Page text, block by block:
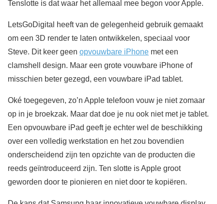
Tenslotte is dat waar het allemaal mee begon voor Apple.
LetsGoDigital heeft van de gelegenheid gebruik gemaakt
om een 3D render te laten ontwikkelen, speciaal voor
Steve. Dit keer geen opvouwbare iPhone met een
clamshell design. Maar een grote vouwbare iPhone of
misschien beter gezegd, een vouwbare iPad tablet.
Oké toegegeven, zo’n Apple telefoon vouw je niet zomaar
op in je broekzak. Maar dat doe je nu ook niet met je tablet.
Een opvouwbare iPad geeft je echter wel de beschikking
over een volledig werkstation en het zou bovendien
onderscheidend zijn ten opzichte van de producten die
reeds geïntroduceerd zijn. Ten slotte is Apple groot
geworden door te pionieren en niet door te kopiëren.